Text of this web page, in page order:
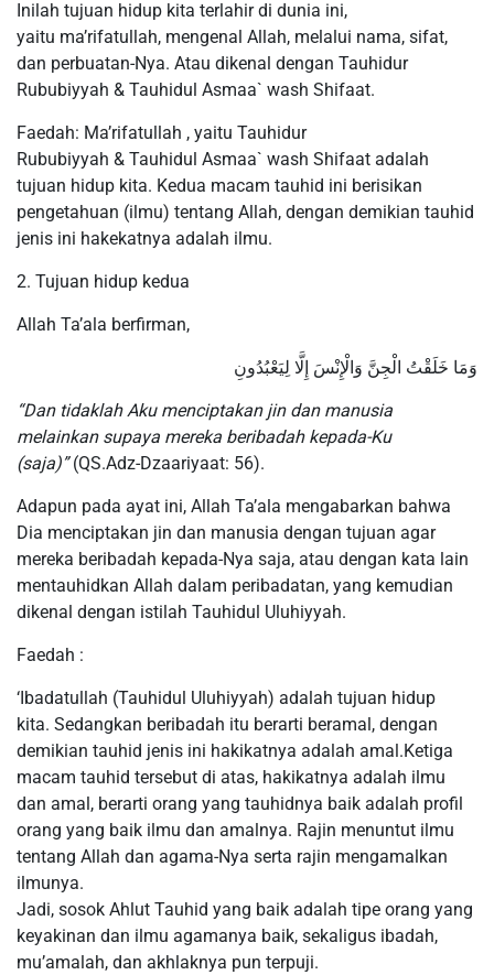
Inilah tujuan hidup kita terlahir di dunia ini,
yaitu ma’rifatullah, mengenal Allah, melalui nama, sifat,
dan perbuatan-Nya. Atau dikenal dengan Tauhidur
Rububiyyah & Tauhidul Asmaa` wash Shifaat.
Faedah: Ma’rifatullah , yaitu Tauhidur
Rububiyyah & Tauhidul Asmaa` wash Shifaat adalah
tujuan hidup kita. Kedua macam tauhid ini berisikan
pengetahuan (ilmu) tentang Allah, dengan demikian tauhid
jenis ini hakekatnya adalah ilmu.
2. Tujuan hidup kedua
Allah Ta’ala berfirman,
وَمَا خَلَقْتُ الْجِنَّ وَالْإِنْسَ إِلَّا لِيَعْبُدُونِ
“Dan tidaklah Aku menciptakan jin dan manusia
melainkan supaya mereka beribadah kepada-Ku
(saja)”(QS.Adz-Dzaariyaat: 56).
Adapun pada ayat ini, Allah Ta’ala mengabarkan bahwa
Dia menciptakan jin dan manusia dengan tujuan agar
mereka beribadah kepada-Nya saja, atau dengan kata lain
mentauhidkan Allah dalam peribadatan, yang kemudian
dikenal dengan istilah Tauhidul Uluhiyyah.
Faedah :
‘Ibadatullah (Tauhidul Uluhiyyah) adalah tujuan hidup
kita. Sedangkan beribadah itu berarti beramal, dengan
demikian tauhid jenis ini hakikatnya adalah amal.Ketiga
macam tauhid tersebut di atas, hakikatnya adalah ilmu
dan amal, berarti orang yang tauhidnya baik adalah profil
orang yang baik ilmu dan amalnya. Rajin menuntut ilmu
tentang Allah dan agama-Nya serta rajin mengamalkan
ilmunya.
Jadi, sosok Ahlut Tauhid yang baik adalah tipe orang yang
keyakinan dan ilmu agamanya baik, sekaligus ibadah,
mu’amalah, dan akhlaknya pun terpuji.